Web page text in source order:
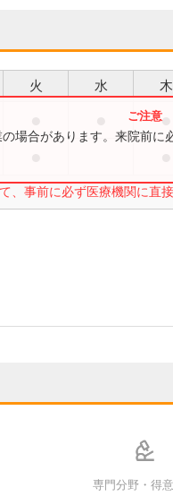
火 水 木
●
、事前に必ず医療機関に直接
場合があります。来院前に
専門分野・得